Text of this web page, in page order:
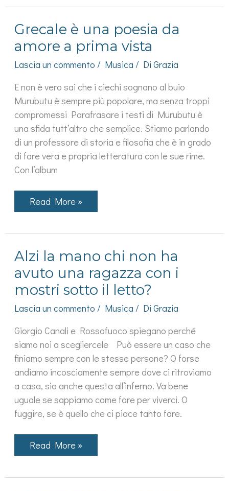
di
uno
tsunami
troppo
per
di
Sanremo
Grecale è una poesia da
amore a prima vista
Lascia un commento / Musica / DiGrazia
E non è vero sai che i ciechi sognano al buio
Murubutu è sempre più popolare, ma senza troppi
compromessi Parafrasare i testi di Murubutu è
una sfida tutt’altro che semplice. Stiamo parlando
di un professore di storia e filosofia che è in grado
di fare vera e propria letteratura con le sue rime.
Con l’album
Grecale
è
da
a
prima
vista
Read More »
Alzi la mano chi non ha
avuto una ragazza con i
mostri sotto il letto?
Lascia un commento / Musica / DiGrazia
Giorgio Canali e Rossofuoco spiegano perché
siamo noi a scegliercele Può essere un caso che
finiamo sempre con le stesse persone? O forse
andiamo incosciamente sempre dove ci ritroviamo
a casa, sia anche questa all’inferno. Va bene
uguale se sappiamo come fare per viverci. O
fuggire, se è quello che ci piace tanto fare.
Alzi
la
non
Read More »